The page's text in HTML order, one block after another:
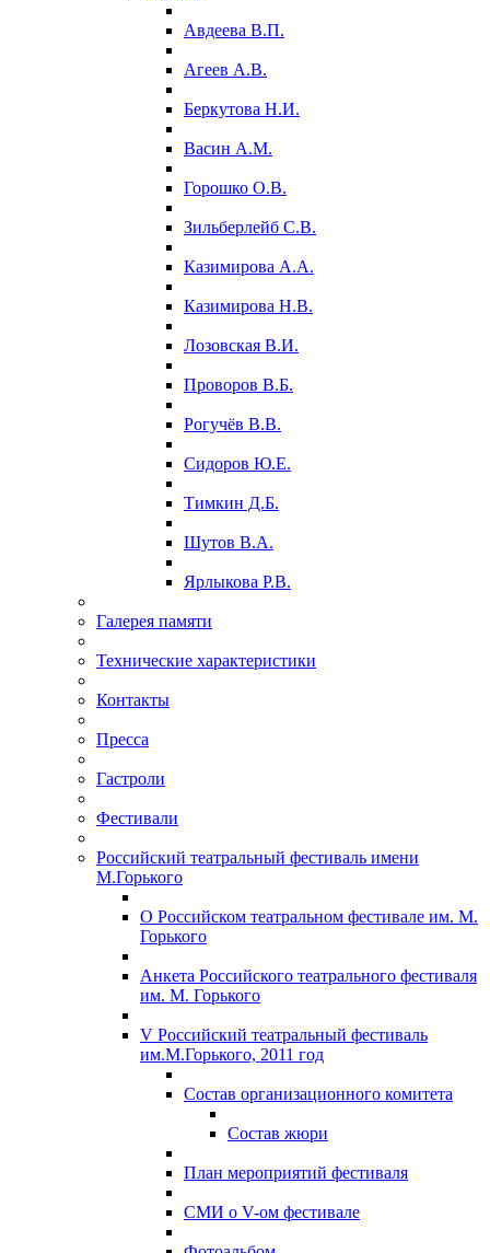
Авдеева В.П.
Агеев А.В.
Беркутова Н.И.
Васин А.М.
Горошко О.В.
Зильберлейб С.В.
Казимирова А.А.
Казимирова Н.В.
Лозовская В.И.
Проворов В.Б.
Рогучёв В.В.
Сидоров Ю.Е.
Тимкин Д.Б.
Шутов В.А.
Ярлыкова Р.В.
Галерея памяти
Технические характеристики
Контакты
Пресса
Гастроли
Фестивали
Российский театральный фестиваль имени
М.Горького
О Российском театральном фестивале им. М.
Горького
Анкета Российского театрального фестиваля
им. М. Горького
V Российский театральный фестиваль
им.М.Горького, 2011 год
Состав организационного комитета
Состав жюри
План мероприятий фестиваля
СМИ о V-ом фестивале